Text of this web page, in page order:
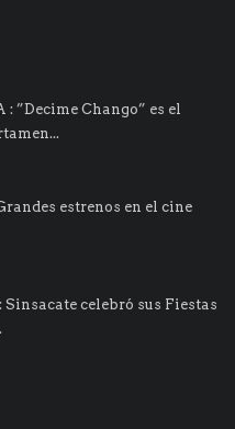
: ”Decime Chango” es el
estrenos en el cine
celebró sus Fiestas